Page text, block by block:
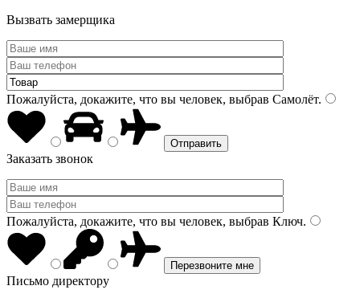
Вызвать замерщика
Пожалуйста, докажите, что вы человек, выбрав Самолёт.
Заказать звонок
Пожалуйста, докажите, что вы человек, выбрав Ключ.
Письмо директору